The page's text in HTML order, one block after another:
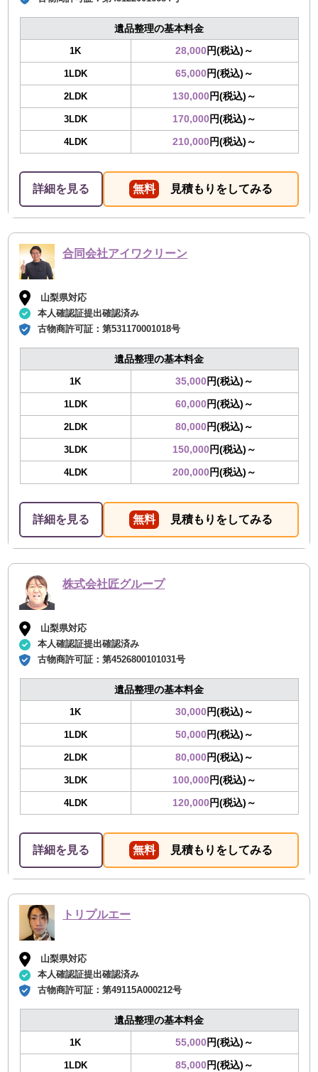
遺品整理の基本料金
1K 28,000円(税込)～
1LDK 65,000円(税込)～
2LDK 130,000円(税込)～
3LDK 170,000円(税込)～
4LDK 210,000円(税込)～
詳細を見る 無料 見積もりをしてみる
合同会社アイワクリーン
山梨県対応
本人確認証提出確認済み
古物商許可証：第531170001018号
遺品整理の基本料金
1K 35,000円(税込)～
1LDK 60,000円(税込)～
2LDK 80,000円(税込)～
3LDK 150,000円(税込)～
4LDK 200,000円(税込)～
詳細を見る 無料 見積もりをしてみる
株式会社匠グループ
山梨県対応
本人確認証提出確認済み
古物商許可証：第4526800101031号
遺品整理の基本料金
1K 30,000円(税込)～
1LDK 50,000円(税込)～
2LDK 80,000円(税込)～
3LDK 100,000円(税込)～
4LDK 120,000円(税込)～
詳細を見る 無料 見積もりをしてみる
トリプルエー
山梨県対応
本人確認証提出確認済み
古物商許可証：第49115A000212号
遺品整理の基本料金
1K 55,000円(税込)～
1LDK 85,000円(税込)～